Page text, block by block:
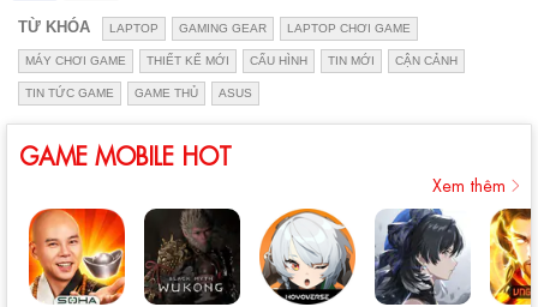
TỪ KHÓA LAPTOP GAMING GEAR LAPTOP CHƠI GAME
MÁY CHƠI GAME THIẾT KẾ MỚI CẤU HÌNH TIN MỚI CẬN CẢNH
TIN TỨC GAME GAME THỦ ASUS
GAME MOBILE HOT
Xem thêm